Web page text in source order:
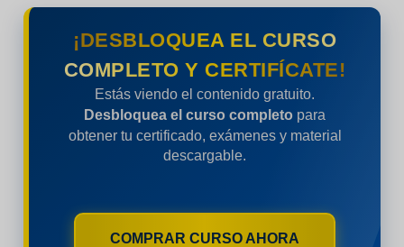
¡DESBLOQUEA EL CURSO
COMPLETO Y CERTIFÍCATE!
Estás viendo el contenido gratuito.
Desbloquea el curso completo para
obtener tu certificado, exámenes y material
descargable.
COMPRAR CURSO AHORA